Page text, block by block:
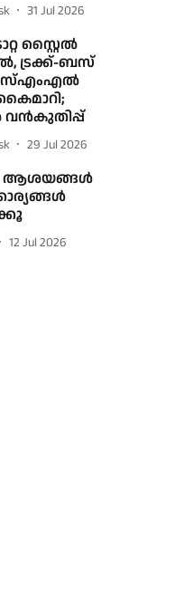
31 Jul 2026
സ്റ്റൈല്‍
ട്രക്ക്-ബസ്
വന്‍കുതിപ്പ്
29 Jul 2026
ആശയങ്ങള്‍
12 Jul 2026